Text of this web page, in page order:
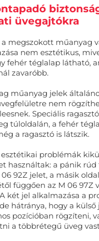
üvegajtókra
megszokott műanyag
nem esztétikus,
fehér téglalap látható,
zavaróbb.
műanyag jelek
nem
Speciális
túloldalán, a fehér
a ragasztó is látszik.
problémák
használtak: a pánik rúd
92Z jelet, a másik
függően az M 06 97Z
két jel alkalmazása a
hátránya, hogy a külső
pozícióban rögzíteni,
a többrétegű üveg